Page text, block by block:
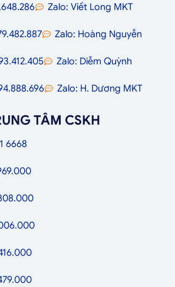
Zalo: Viết Long MKT
Zalo: Hoàng Nguyễn
Zalo: Diễm Quỳnh
Zalo: H. Dương MKT
TÂM CSKH
6668